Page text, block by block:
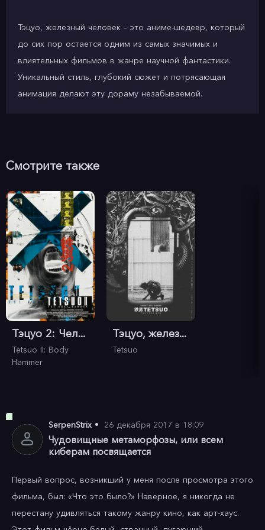
Тэцуо, железный человек – это аниме-шедевр, который
до сих пор остается одним из самых значимых и
влиятельных фильмов в жанре научной фантастики.
Уникальный стиль, глубокий сюжет и потрясающая
анимация делают эту дораму незабываемой.
Смотрите также
Тэцуо 2: Чел...
Tetsuo II: Body
Hammer
Тэцуо, желез...
Tetsuo
SerpenStrix • 26 декабря 2017 в 18:09
Чудовищные метаморфозы, или всем
киберам посвящается
Первый вопрос, возникший у меня после просмотра этого
фильма, был: «Что это было?» Наверное, я никогда не
перестану удивляться такому жанру кино, как арт-хаус.